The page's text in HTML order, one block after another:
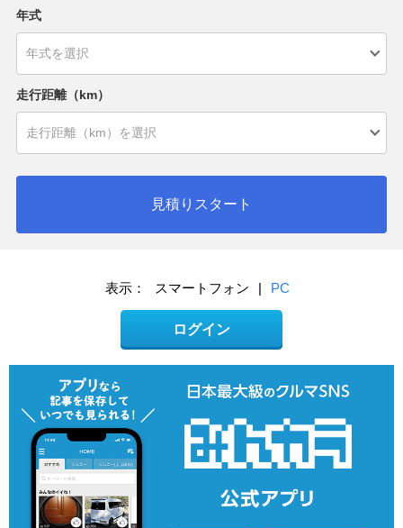
年式
走行距離（km）
見積りスタート
表示： スマートフォン | PC
ログイン